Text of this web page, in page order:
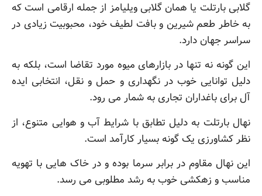
گلابی بارتلت یا همان گلابی ویلیامز از جمله ارقامی است که
به خاطر طعم شیرین و بافت لطیف خود، محبوبیت زیادی در
سراسر جهان دارد.
این گونه نه تنها در بازارهای میوه مورد تقاضا است، بلکه به
دلیل توانایی خوب در نگهداری و حمل و نقل، انتخابی ایده
آل برای باغداران تجاری به شمار می رود.
نهال بارتلت به دلیل تطابق با شرایط آب و هوایی متنوع، از
نظر کشاورزی یک گونه بسیار کارآمد است.
این نهال مقاوم در برابر سرما بوده و در خاک هایی با تهویه
مناسب و زهکشی خوب به رشد مطلوبی می رسد.